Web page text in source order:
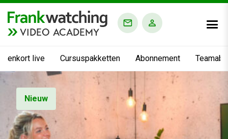
VIDEO ACADEMY
live Cursuspakketten Abonnement
Nieuw